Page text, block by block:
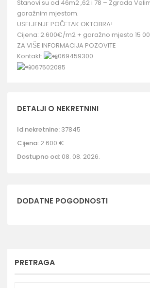
Stanovi su od 46m2 ,62 i 78 – Zgrada
garažnim mjestom.
USELJENJE POČETAK OKTOBRA!
Cijena: 2.600€/m2 + garažno mjesto 15
ZA VIŠE INFORMACIJA POZOVITE
Kontakt:
069459300
067502085
DETALJI O NEKRETNINI
Id nekretnine: 37845
Cijena: 2.600 €
Dostupno od: 08. 08. 2026.
DODATNE POGODNOSTI
PRETRAGA